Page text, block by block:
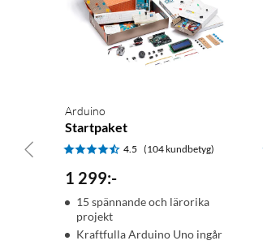
Arduino
Startpaket
4.5 (104 kundbetyg)
1 299:-
15 spännande och lärorika
projekt
Kraftfulla Arduino Uno ingår